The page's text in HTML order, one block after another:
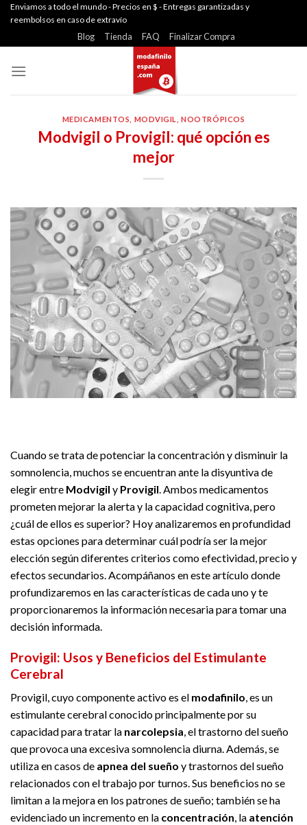
SkipEnviamos a todo el mundo - Precios en $ - Entregas garantizadas y
reembolsos en caso de extravío
Blog Tienda FAQ Finalizar Compra
MEDICAMENTOS MODVIGIL ,NOOTRÓPICOS
Modvigil o Provigil: qué opción es
mejor
Cuando se trata de potenciar la concentración y disminuir la
somnolencia, muchos se encuentran ante la disyuntiva de
elegir entre Modvigil y Provigil. Ambos medicamentos
prometen mejorar la alerta y la capacidad cognitiva, pero
¿cuál de ellos es superior? Hoy analizaremos en profundidad
estas opciones para determinar cuál podría ser la mejor
elección según diferentes criterios como efectividad, precio y
efectos secundarios. Acompáñanos en este artículo donde
profundizaremos en las características de cada uno y te
proporcionaremos la información necesaria para tomar una
decisión informada.
Provigil: Usos y Beneficios del Estimulante
Cerebral
Provigil, cuyo componente activo es el modafinilo, es un
estimulante cerebral conocido principalmente por su
capacidad para tratar la narcolepsia, el trastorno del sueño
que provoca una excesiva somnolencia diurna. Además, se
utiliza en casos de apnea del sueño y trastornos del sueño
relacionados con el trabajo por turnos. Sus beneficios no se
limitan a la mejora en los patrones de sueño; también se ha
evidenciado un incremento en la concentración, la atención